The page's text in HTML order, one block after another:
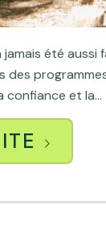
jamais été aussi
des
confiance et la...